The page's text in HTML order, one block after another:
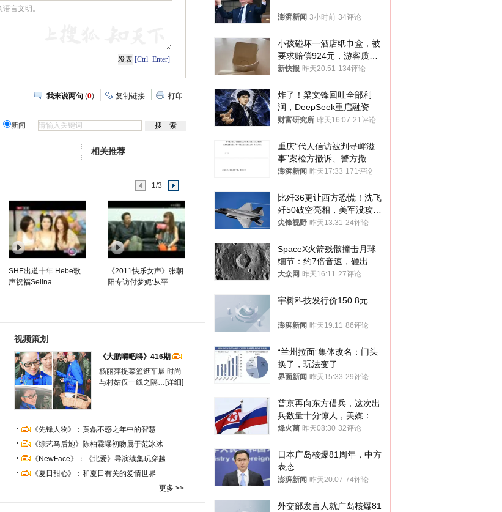
[Ctrl+Enter]
我来说两句 (0) 复制链接 打印
新闻
相关推荐
1/3
SHE出道十年 Hebe歌
声祝福Selina
《2011快乐女声》张朝
阳专访付梦妮:从平..
视频策划
《大鹏嘚吧嘚》416期
杨丽萍提菜篮逛车展 时尚
与村姑仅一线之隔… [详细]
《先锋人物》：黄磊不惑之年中的智慧
《综艺马后炮》陈柏霖曝初吻属于范冰冰
《NewFace》：《北爱》导演续集玩穿越
《夏日甜心》：和夏日有关的爱情世界
更多 >>
澎湃新闻 3小时前 34评论
小孩碰坏一酒店纸巾盒，被
要求赔偿924元，游客质疑
酒店房客物品超高标价，市
新快报 昨天20:51 134评论
炸了！梁文锋回吐全部利
润，DeepSeek重启融资
财富研究所 昨天16:07 21评论
重庆“代人信访被判寻衅滋
事”案检方撤诉、警方撤
案，两被告人获国赔
澎湃新闻 昨天17:33 171评论
比歼36更让西方恐慌！沈飞
歼50破空亮相，美军没攻克
的技术被拿下
尖锋视野 昨天13:31 24评论
SpaceX火箭残骸撞击月球
细节：约7倍音速，砸出直
径约30米撞击坑
大众网 昨天16:11 27评论
宇树科技发行价150.8元
澎湃新闻 昨天19:11 86评论
“兰州拉面”集体改名：门头
换了，玩法变了
界面新闻 昨天15:33 29评论
普京再向东方借兵，这次出
兵数量十分惊人，美媒：俄
朝要动真格？
烽火菌 昨天08:30 32评论
日本广岛核爆81周年，中方
表态
澎湃新闻 昨天20:07 74评论
外交部发言人就广岛核爆81